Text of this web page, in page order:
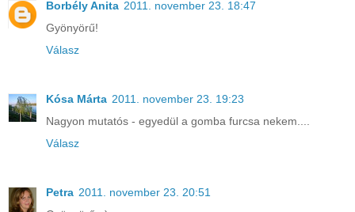
Borbély Anita 2011. november 23. 18:47
Gyönyörű!
Válasz
Kósa Márta 2011. november 23. 19:23
Nagyon mutatós - egyedül a gomba furcsa nekem....
Válasz
Petra 2011. november 23. 20:51